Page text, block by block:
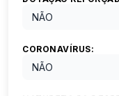
NÃO
CORONAVÍRUS:
NÃO